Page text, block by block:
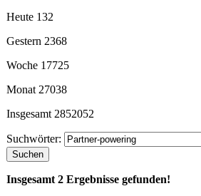
Heute 132
Gestern 2368
Woche 17725
Monat 27038
Insgesamt 2852052
Suchwörter:
Suchen
Insgesamt 2 Ergebnisse gefunden!